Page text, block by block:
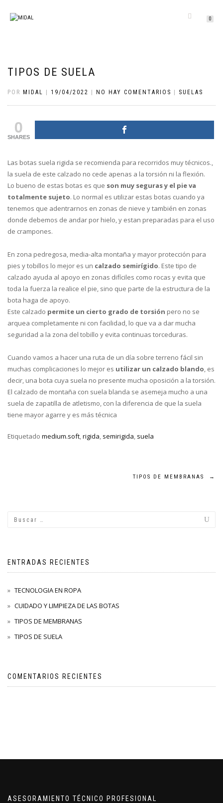
0
TIPOS DE SUELA
POR MIDAL 19/04/2022 NO HAY COMENTARIOS SUELAS
0
SHARES
Las botas suela rigida se recomienda para recorridos muy técnicos.,
la suela de este calzado no cede apenas a la torsión ni la flexión.
Lo bueno de estas botas es que son muy seguras y el pie va
totalmente sujeto. Lo normal es utilizar estas botas cuando ya
tenemos que adentrarnos en zonas de nieve y también en zonas
donde debemos de andar por hielo, y estan preparadas para el uso
de crampones.
En zona pedregosa, media-alta montaña y mayor protección para
pies y tobillos lo mejor es un calzado semirígido. Este tipo de
calzado ayuda al apoyo en zonas difíciles como rocas y evita que
toda la fuerza la realice el pie, sino que parte de la estructura de la
bota haga de apoyo.
Este calzado permite un cierto grado de torsión pero no se
arquea completamente ni con facilidad, lo que va a dar mucha
seguridad a la zona del tobillo y evita continuas torceduras.
Cuando vamos a hacer una ruta de un día sobre terreno fácil sin
muchas complicaciones lo mejor es utilizar un calzado blando, es
decir, una bota cuya suela no presente mucha oposición a la torsión.
El calzado de montaña con suela blanda se asemeja mucho a una
suela de zapatilla de atletismo, con la diferencia de que la suela
tiene mayor agarre y es más técnica
Etiquetado medium.soft,rigida, semirigida, suela
entradas
TIPOS DE MEMBRANAS →
ENTRADAS RECIENTES
TECNOLOGIA EN ROPA
CUIDADO Y LIMPIEZA DE LAS BOTAS
TIPOS DE MEMBRANAS
TIPOS DE SUELA
COMENTARIOS RECIENTES
ASESORAMIENTO TÉCNICO PROFESIONAL